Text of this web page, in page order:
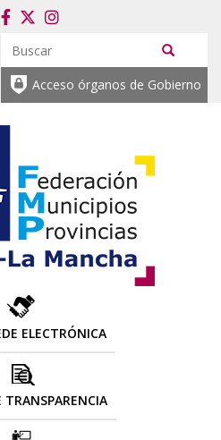
Acceso órganos de Gobierno
ELECTRÓNICA
TRANSPARENCIA